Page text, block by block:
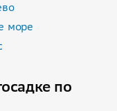
море
по